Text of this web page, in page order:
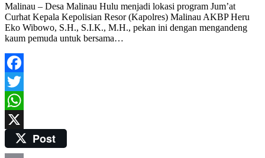
Malinau – Desa Malinau Hulu menjadi lokasi program Jum’at
Curhat Kepala Kepolisian Resor (Kapolres) Malinau AKBP Heru
Eko Wibowo, S.H., S.I.K., M.H., pekan ini dengan mengandeng
kaum pemuda untuk bersama…
Facebook
Twitter
WhatsApp
Post